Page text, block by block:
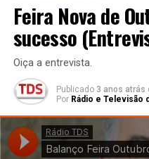
Feira Nova de
sucesso
Oiça a entrevista.
Publicado 3 anos atrás
Por Rádio e Televisão
Rádio TDS·Balanço